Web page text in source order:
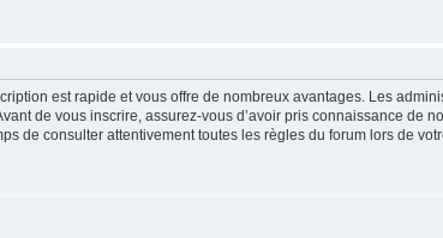
est rapide et vous offre de nombreux avantages. Les
de vous inscrire, assurez-vous d’avoir pris connaissance de
de consulter attentivement toutes les règles du forum lors de